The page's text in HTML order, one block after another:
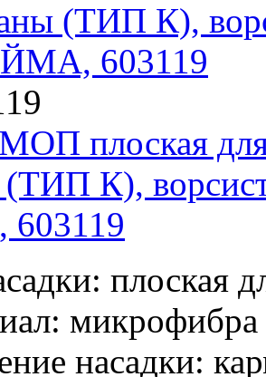
плоская
К),
плоская
микрофибра
насадки: